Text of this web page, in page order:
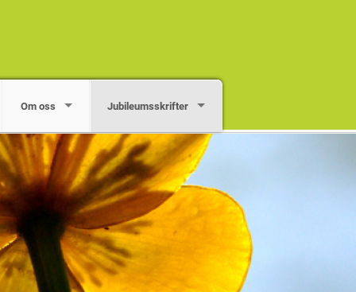
Om oss Jubileumsskrifter